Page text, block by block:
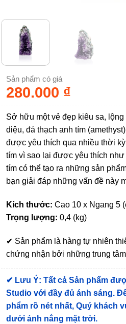
Sản phẩm có giá
280.000 ₫
Sở hữu một vẻ đẹp kiêu sa,
diệu, đá thạch anh tím
được yêu thích qua nhiều thời
tím vì sao lại được yêu thích
tím có thể tạo ra những sản
bạn giải đáp những vấn đề này
Kích thước: Cao 10 x Ngang 5
Trọng lượng: 0,4 (kg)
✔ Sản phẩm là hàng tự nhiên
chứng nhận bởi những trung
✔ Lưu Ý: Tất cả Sản phẩm
Studio với đầy đủ ánh sáng.
phẩm rõ nét nhất, Quý khách
dưới ánh nắng mặt trời.